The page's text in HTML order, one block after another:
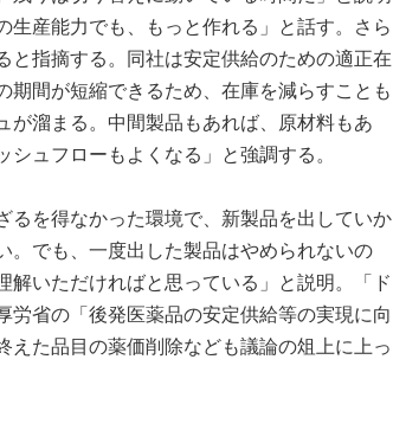
生産能力でも、もっと作れる」と話す。さら
と指摘する。同社は安定供給のための適正在
間が短縮できるため、在庫を減らすことも
が溜まる。中間製品もあれば、原材料もあ
ュフローもよくなる」と強調する。
るを得なかった環境で、新製品を出していか
。でも、一度出した製品はやめられないの
いただければと思っている」と説明。「ド
省の「後発医薬品の安定供給等の実現に向
た品目の薬価削除なども議論の俎上に上っ